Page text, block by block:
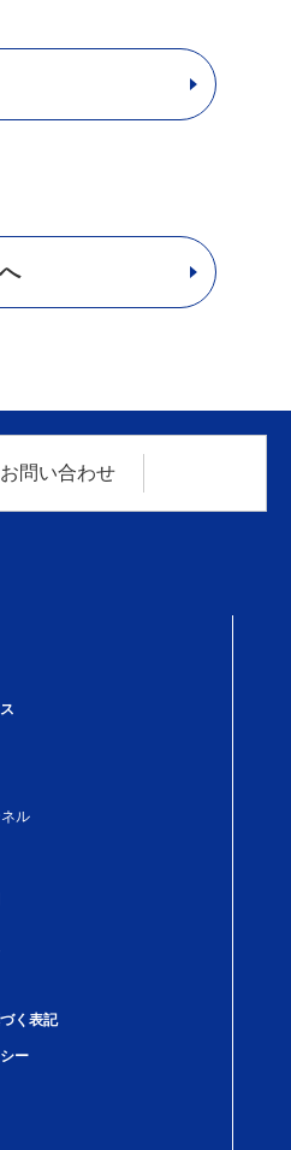
お問い合わせ
ル
く表記
ー